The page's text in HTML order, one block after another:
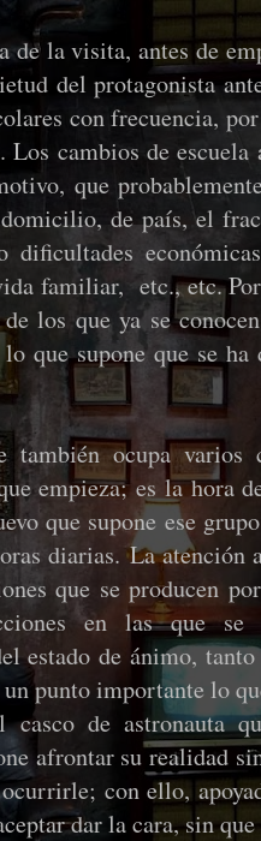
de la visita, antes de
del protagonista
con frecuencia,
Los cambios de
que
de país, el
familiar, etc., etc.
los que ya se
que supone que se
ocupa varios
empieza; es la hora
que supone ese
diarias. La atención
que se producen
en las que se
estado de ánimo,
punto importante lo
de astronauta
afrontar su realidad
con ello,
dar la cara, sin